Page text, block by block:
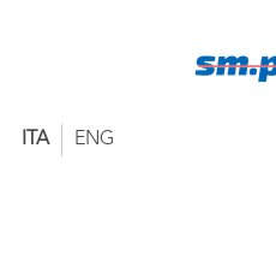
ITA ENG